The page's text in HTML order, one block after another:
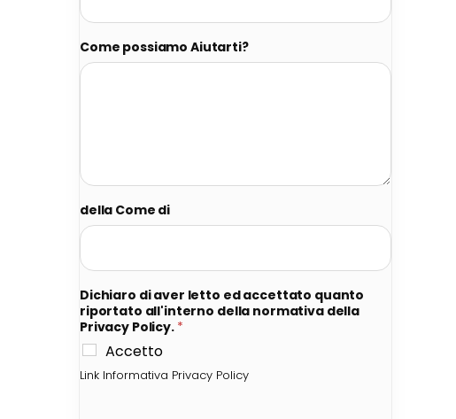
Come possiamo Aiutarti?
della Come di
Dichiaro di aver letto ed accettato quanto
riportato all'interno della normativa della
Privacy Policy. *
Accetto
Link Informativa Privacy Policy